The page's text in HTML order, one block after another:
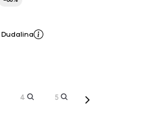
Dudalina
4 5